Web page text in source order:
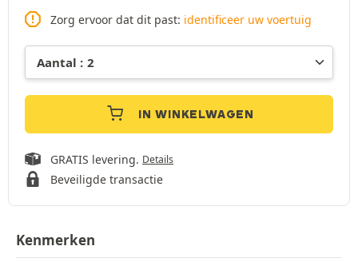
Zorg ervoor dat dit past: identificeer uw voertuig
IN WINKELWAGEN
GRATIS levering. Details
Beveiligde transactie
Kenmerken